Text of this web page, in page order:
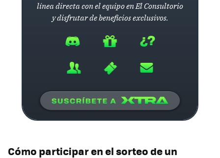
línea directa con el equipo en El Consultorio
y disfrutar de beneficios exclusivos.
Cómo participar en el sorteo de un